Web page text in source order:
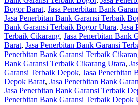
Bogor Barat, Jasa Penerbitan Bank
Jasa Penerbitan Bank Garansi Terbaik
Bank Garansi Terbaik Bogor Utara, Jasa
Terbaik Cikarang, Jasa Penerbitan Bank
Barat, Jasa Penerbitan Bank Garansi
Penerbitan Bank Garansi Terbaik
Bank Garansi Terbaik Cikarang Utara,
Garansi Terbaik Depok, Jasa Penerbitan
Depok Barat, Jasa Penerbitan Bank
Jasa Penerbitan Bank Garansi Terbaik
Penerbitan Bank Garansi Terbaik Depok